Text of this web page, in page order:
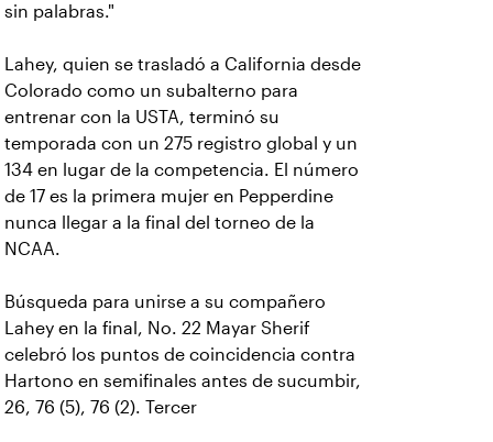
sin palabras."
Lahey, quien se trasladó a California desde
Colorado como un subalterno para
entrenar con la USTA, terminó su
temporada con un 275 registro global y un
134 en lugar de la competencia. El número
de 17 es la primera mujer en Pepperdine
nunca llegar a la final del torneo de la
NCAA.
Búsqueda para unirse a su compañero
Lahey en la final, No. 22 Mayar Sherif
celebró los puntos de coincidencia contra
Hartono en semifinales antes de sucumbir,
26, 76 (5), 76 (2). Tercer